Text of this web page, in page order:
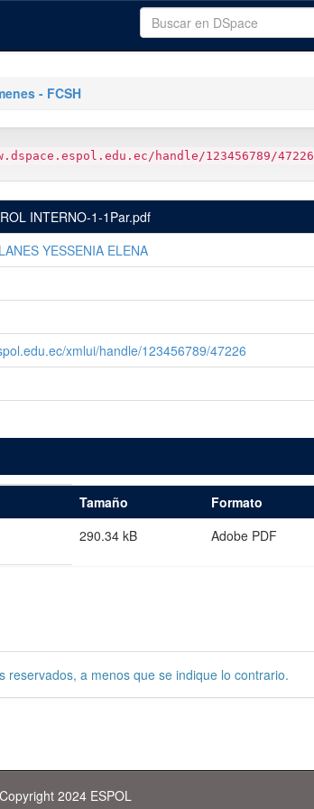
- FCSH
handle/123456789/47226
INTERNO-1-1Par.pdf
YESSENIA ELENA
xmlui/handle/123456789/47226
Tamaño
Formato
290.34 kB Adobe PDF
a menos que se indique lo contrario.
Copyright 2024 ESPOL